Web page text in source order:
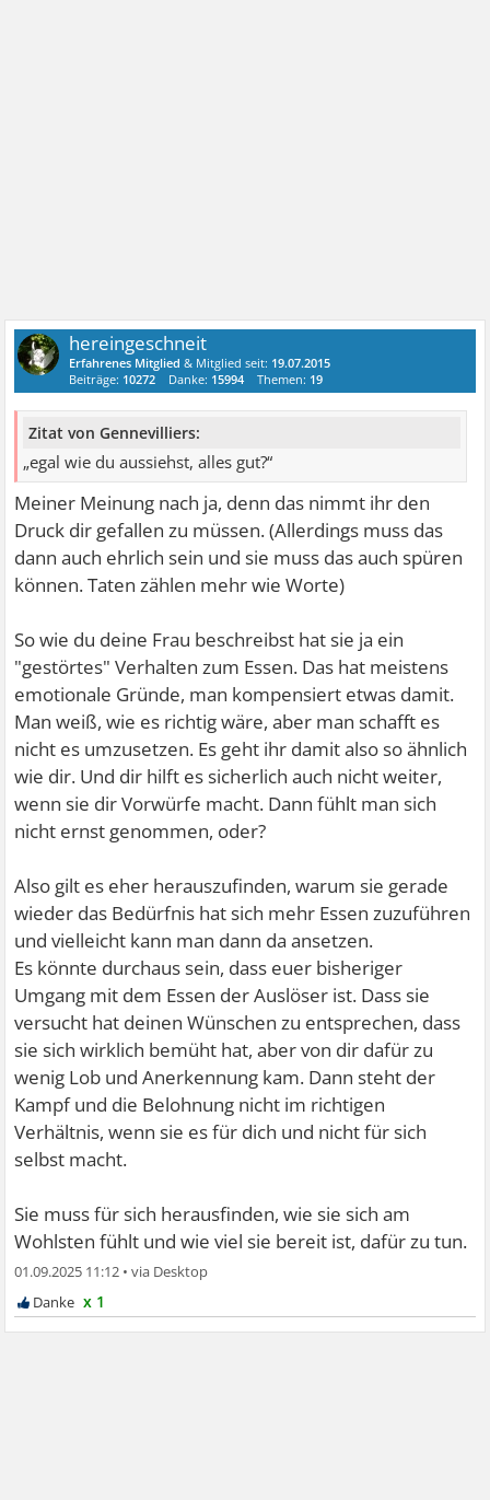
hereingeschneit
Erfahrenes Mitglied & Mitglied seit: 19.07.2015
Beiträge: 10272 Danke: 15994 Themen: 19
Zitat von Gennevilliers:
„egal wie du aussiehst, alles gut?“
Meiner Meinung nach ja, denn das nimmt ihr den
Druck dir gefallen zu müssen. (Allerdings muss das
dann auch ehrlich sein und sie muss das auch spüren
können. Taten zählen mehr wie Worte)
So wie du deine Frau beschreibst hat sie ja ein
"gestörtes" Verhalten zum Essen. Das hat meistens
emotionale Gründe, man kompensiert etwas damit.
Man weiß, wie es richtig wäre, aber man schafft es
nicht es umzusetzen. Es geht ihr damit also so ähnlich
wie dir. Und dir hilft es sicherlich auch nicht weiter,
wenn sie dir Vorwürfe macht. Dann fühlt man sich
nicht ernst genommen, oder?
Also gilt es eher herauszufinden, warum sie gerade
wieder das Bedürfnis hat sich mehr Essen zuzuführen
und vielleicht kann man dann da ansetzen.
Es könnte durchaus sein, dass euer bisheriger
Umgang mit dem Essen der Auslöser ist. Dass sie
versucht hat deinen Wünschen zu entsprechen, dass
sie sich wirklich bemüht hat, aber von dir dafür zu
wenig Lob und Anerkennung kam. Dann steht der
Kampf und die Belohnung nicht im richtigen
Verhältnis, wenn sie es für dich und nicht für sich
selbst macht.
Sie muss für sich herausfinden, wie sie sich am
Wohlsten fühlt und wie viel sie bereit ist, dafür zu tun.
01.09.2025 11:12 •
x 1